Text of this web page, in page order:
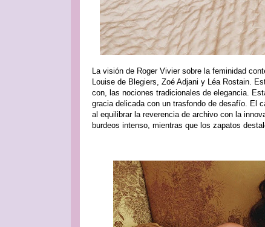
La visión de Roger Vivier sobre la feminidad
Louise de Blegiers, Zoé Adjani y Léa Rostain.
con, las nociones tradicionales de elegancia.
gracia delicada con un trasfondo de desafío. El
al equilibrar la reverencia de archivo con la
burdeos intenso, mientras que los zapatos